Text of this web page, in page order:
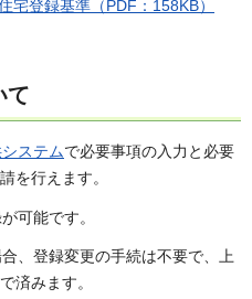
宅登録基準（PDF：158KB）
て
ステムで必要事項の入力と必要
を行えます。
可能です。
、登録変更の手続は不要で、上
済みます。